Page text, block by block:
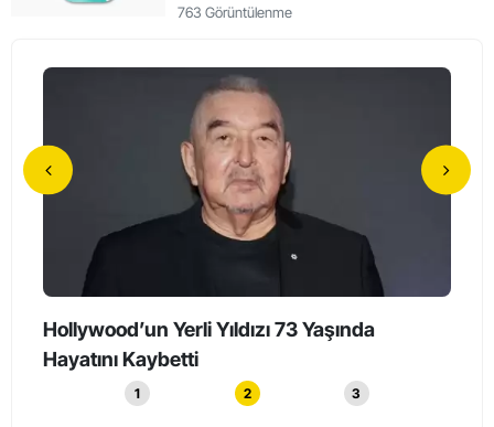
763 Görüntülenme
Yaşında
90 Yaşında Unutmayan Beyinler:
Yaşlıların Sırrı Bilimd...
1 2 3